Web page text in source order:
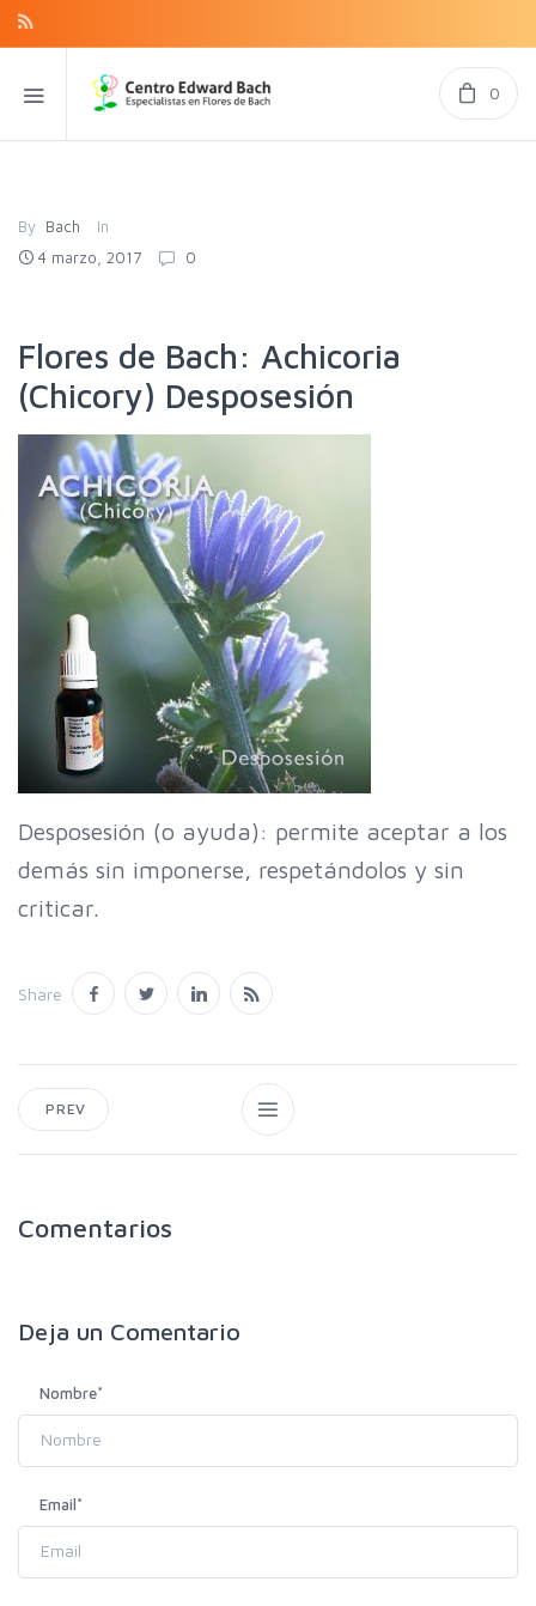
0
By Bach
In
4 marzo, 2017
0
Flores de Bach: Achicoria
(Chicory) Desposesión
Desposesión (o ayuda): permite aceptar a los
demás sin imponerse, respetándolos y sin
criticar.
Share
PREV
Comentarios
Deja un Comentario
Nombre*
Email*